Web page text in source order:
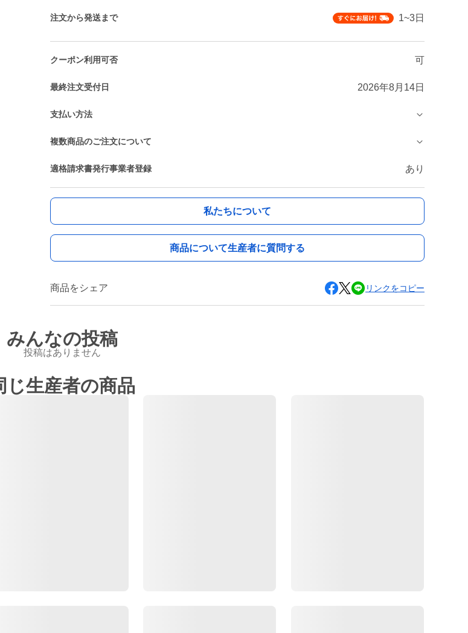
注文から発送まで 1~3日
クーポン利用可否 可
最終注文受付日 2026年8月14日
支払い方法
複数商品のご注文について
適格請求書発行事業者登録 あり
私たちについて
商品について生産者に質問する
商品をシェア リンクをコピー
みんなの投稿
投稿はありません
じ生産者の商品